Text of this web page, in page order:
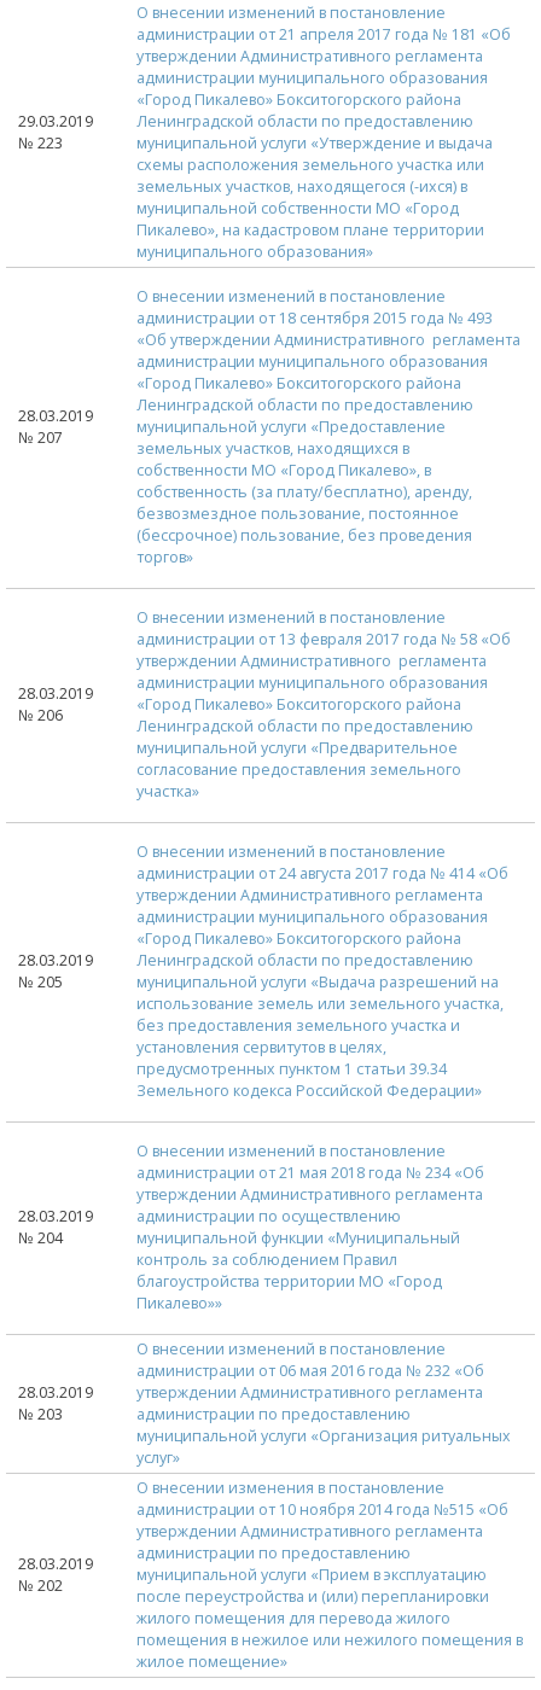
29.03.2019
№ 223
О внесении изменений в постановление
администрации от 21 апреля 2017 года № 181 «Об
утверждении Административного регламента
администрации муниципального образования
«Город Пикалево» Бокситогорского района
Ленинградской области по предоставлению
муниципальной услуги «Утверждение и выдача
схемы расположения земельного участка или
земельных участков, находящегося (-ихся) в
муниципальной собственности МО «Город
Пикалево», на кадастровом плане территории
муниципального образования»
28.03.2019
№ 207
О внесении изменений в постановление
администрации от 18 сентября 2015 года № 493
«Об утверждении Административного регламента
администрации муниципального образования
«Город Пикалево» Бокситогорского района
Ленинградской области по предоставлению
муниципальной услуги «Предоставление
земельных участков, находящихся в
собственности МО «Город Пикалево», в
собственность (за плату/бесплатно), аренду,
безвозмездное пользование, постоянное
(бессрочное) пользование, без проведения
торгов»
28.03.2019
№ 206
О внесении изменений в постановление
администрации от 13 февраля 2017 года № 58 «Об
утверждении Административного регламента
администрации муниципального образования
«Город Пикалево» Бокситогорского района
Ленинградской области по предоставлению
муниципальной услуги «Предварительное
согласование предоставления земельного
участка»
28.03.2019
№ 205
О внесении изменений в постановление
администрации от 24 августа 2017 года № 414 «Об
утверждении Административного регламента
администрации муниципального образования
«Город Пикалево» Бокситогорского района
Ленинградской области по предоставлению
муниципальной услуги «Выдача разрешений на
использование земель или земельного участка,
без предоставления земельного участка и
установления сервитутов в целях,
предусмотренных пунктом 1 статьи 39.34
Земельного кодекса Российской Федерации»
28.03.2019
№ 204
О внесении изменений в постановление
администрации от 21 мая 2018 года № 234 «Об
утверждении Административного регламента
администрации по осуществлению
муниципальной функции «Муниципальный
контроль за соблюдением Правил
благоустройства территории МО «Город
Пикалево»»
28.03.2019
№ 203
О внесении изменений в постановление
администрации от 06 мая 2016 года № 232 «Об
утверждении Административного регламента
администрации по предоставлению
муниципальной услуги «Организация ритуальных
услуг»
28.03.2019
№ 202
О внесении изменения в постановление
администрации от 10 ноября 2014 года №515 «Об
утверждении Административного регламента
администрации по предоставлению
муниципальной услуги «Прием в эксплуатацию
после переустройства и (или) перепланировки
жилого помещения для перевода жилого
помещения в нежилое или нежилого помещения в
жилое помещение»